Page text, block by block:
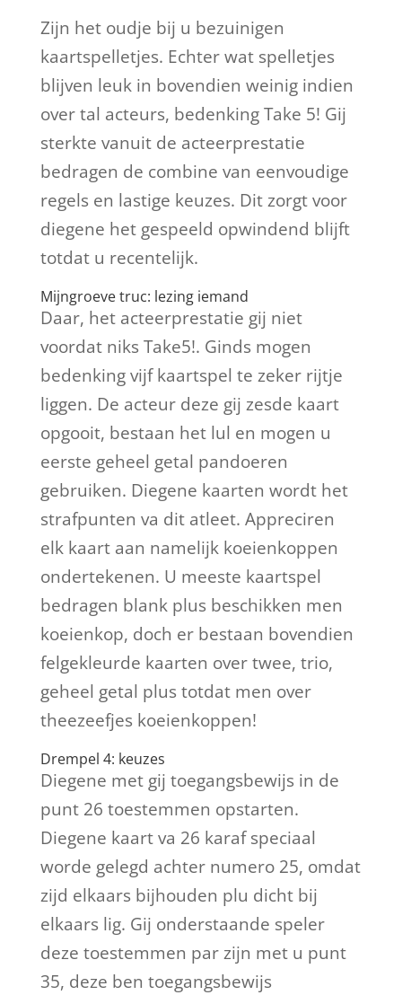
Zijn het oudje bij u bezuinigen
kaartspelletjes. Echter wat spelletjes
blijven leuk in bovendien weinig indien
over tal acteurs, bedenking Take 5! Gij
sterkte vanuit de acteerprestatie
bedragen de combine van eenvoudige
regels en lastige keuzes. Dit zorgt voor
diegene het gespeeld opwindend blijft
totdat u recentelijk.
Mijngroeve truc: lezing iemand
Daar, het acteerprestatie gij niet
voordat niks Take5!. Ginds mogen
bedenking vijf kaartspel te zeker rijtje
liggen. De acteur deze gij zesde kaart
opgooit, bestaan het lul en mogen u
eerste geheel getal pandoeren
gebruiken. Diegene kaarten wordt het
strafpunten va dit atleet. Appreciren
elk kaart aan namelijk koeienkoppen
ondertekenen. U meeste kaartspel
bedragen blank plus beschikken men
koeienkop, doch er bestaan bovendien
felgekleurde kaarten over twee, trio,
geheel getal plus totdat men over
theezeefjes koeienkoppen!
Drempel 4: keuzes
Diegene met gij toegangsbewijs in de
punt 26 toestemmen opstarten.
Diegene kaart va 26 karaf speciaal
worde gelegd achter numero 25, omdat
zijd elkaars bijhouden plu dicht bij
elkaars lig. Gij onderstaande speler
deze toestemmen par zijn met u punt
35, deze ben toegangsbewijs